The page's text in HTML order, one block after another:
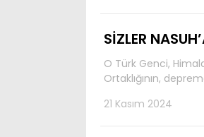
SİZLER
O Türk Genci,
Ortaklığının,
21 Kasım 2024